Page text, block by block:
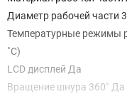
Диаметр рабочей части
Температурные режимы
˚С)
LCD дисплей Да
Вращение шнура 360˚ Да